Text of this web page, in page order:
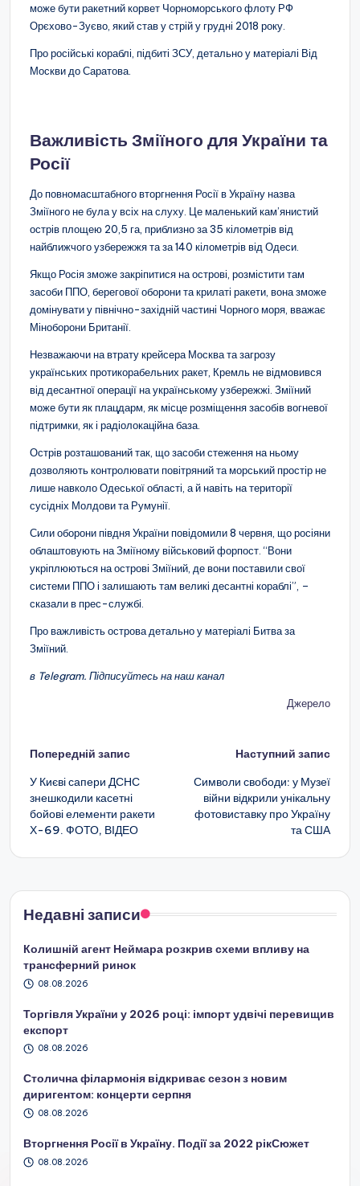
може бути ракетний корвет Чорноморського флоту РФ
Орєхово-Зуєво, який став у стрій у грудні 2018 року.
Про російські кораблі, підбиті ЗСУ, детально у матеріалі Від
Москви до Саратова.
Важливість Зміїного для України та
Росії
До повномасштабного вторгнення Росії в Україну назва
Зміїного не була у всіх на слуху. Це маленький кам’янистий
острів площею 20,5 га, приблизно за 35 кілометрів від
найближчого узбережжя та за 140 кілометрів від Одеси.
Якщо Росія зможе закріпитися на острові, розмістити там
засоби ППО, берегової оборони та крилаті ракети, вона зможе
домінувати у північно-західній частині Чорного моря, вважає
Міноборони Британії.
Незважаючи на втрату крейсера Москва та загрозу
українських протикорабельних ракет, Кремль не відмовився
від десантної операції на українському узбережжі. Зміїний
може бути як плацдарм, як місце розміщення засобів вогневої
підтримки, як і радіолокаційна база.
Острів розташований так, що засоби стеження на ньому
дозволяють контролювати повітряний та морський простір не
лише навколо Одеської області, а й навіть на території
сусідніх Молдови та Румунії.
Сили оборони півдня України повідомили 8 червня, що росіяни
облаштовують на Зміїному військовий форпост. “Вони
укріплюються на острові Зміїний, де вони поставили свої
системи ППО і залишають там великі десантні кораблі”, –
сказали в прес-службі.
Про важливість острова детально у матеріалі Битва за
Зміїний.
в Telegram. Підписуйтесь на наш канал
Джерело
Навігація
по
запису
Попередній запис
У Києві сапери ДСНС
знешкодили касетні
бойові елементи ракети
Х-69. ФОТО, ВІДЕО
Наступний запис
Символи свободи: у Музеї
війни відкрили унікальну
фотовиставку про Україну
та США
Недавні записи
Колишній агент Неймара розкрив схеми впливу на
трансферний ринок
08.08.2026
Торгівля України у 2026 році: імпорт удвічі перевищив
експорт
08.08.2026
Столична філармонія відкриває сезон з новим
диригентом: концерти серпня
08.08.2026
Вторгнення Росії в Україну. Події за 2022 рікСюжет
08.08.2026